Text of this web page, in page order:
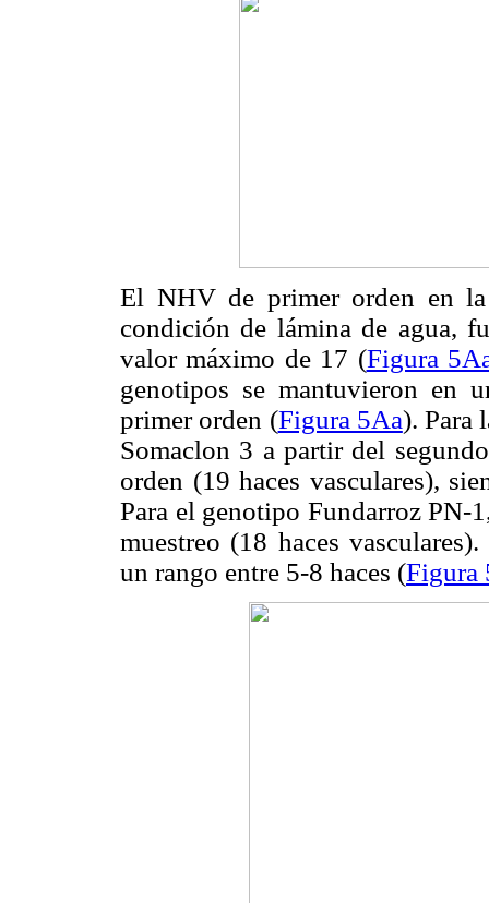
El NHV de primer orden en
condición de lámina de agua,
valor máximo de 17 (Figura
genotipos se mantuvieron en
primer orden (Figura 5Aa). Para
Somaclon 3 a partir del
orden (19 haces vasculares),
Para el genotipo Fundarroz PN-
muestreo (18 haces
un rango entre 5-8 haces (Figura